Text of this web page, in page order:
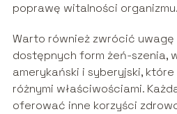
poprawę witalności organizmu.
Warto również zwrócić
dostępnych form żeń-szenia,
amerykański i syberyjski,
różnymi właściwościami.
oferować inne korzyści